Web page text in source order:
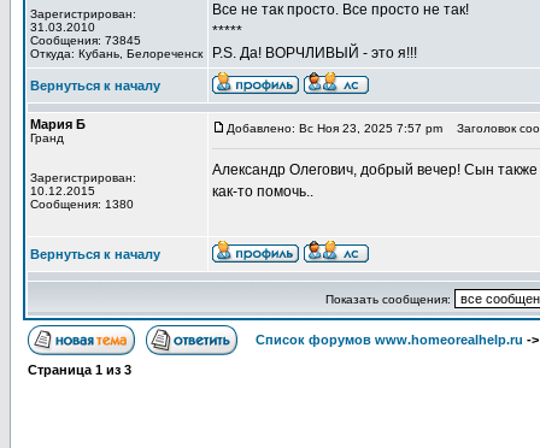
Зарегистрирован:
31.03.2010
Сообщения: 73845
Откуда: Кубань, Белореченск
Все не так просто. Все просто не так!
*****
P.S. Да! ВОРЧЛИВЫЙ - это я!!!
Вернуться к началу
Мария Б
Гранд
Зарегистрирован:
10.12.2015
Сообщения: 1380
Добавлено: Вс Ноя 23, 2025 7:57 pm Заголовок
Александр Олегович, добрый вечер! Сын
как-то помочь..
Вернуться к началу
Показать сообщения:
Список форумов www.homeorealhelp.ru -
Страница 1 из 3